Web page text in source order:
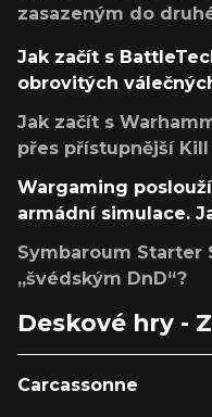
zasazeným do
Jak začít s
obrovitých
Jak začít s
přes přístupnější Kill
Wargaming
armádní simulace.
Symbaroum Starter
„švédským DnD“?
Deskové hry -
Carcassonne